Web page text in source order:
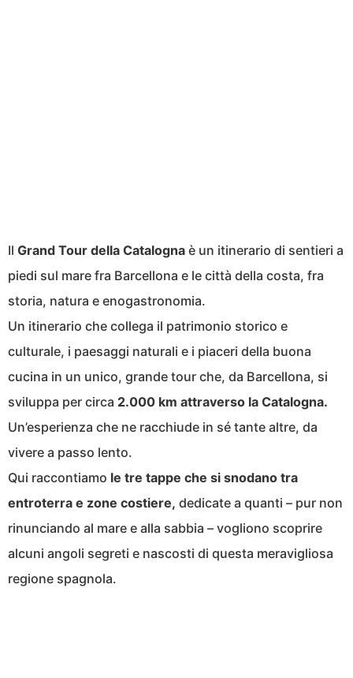
Il Grand Tour della Catalogna è un itinerario di sentieri a
piedi sul mare fra Barcellona e le città della costa, fra
storia, natura e enogastronomia.
Un itinerario che collega il patrimonio storico e
culturale, i paesaggi naturali e i piaceri della buona
cucina in un unico, grande tour che, da Barcellona, si
sviluppa per circa 2.000 km attraverso la Catalogna.
Un’esperienza che ne racchiude in sé tante altre, da
vivere a passo lento.
Qui raccontiamo le tre tappe che si snodano tra
entroterra e zone costiere, dedicate a quanti – pur non
rinunciando al mare e alla sabbia – vogliono scoprire
alcuni angoli segreti e nascosti di questa meravigliosa
regione spagnola.